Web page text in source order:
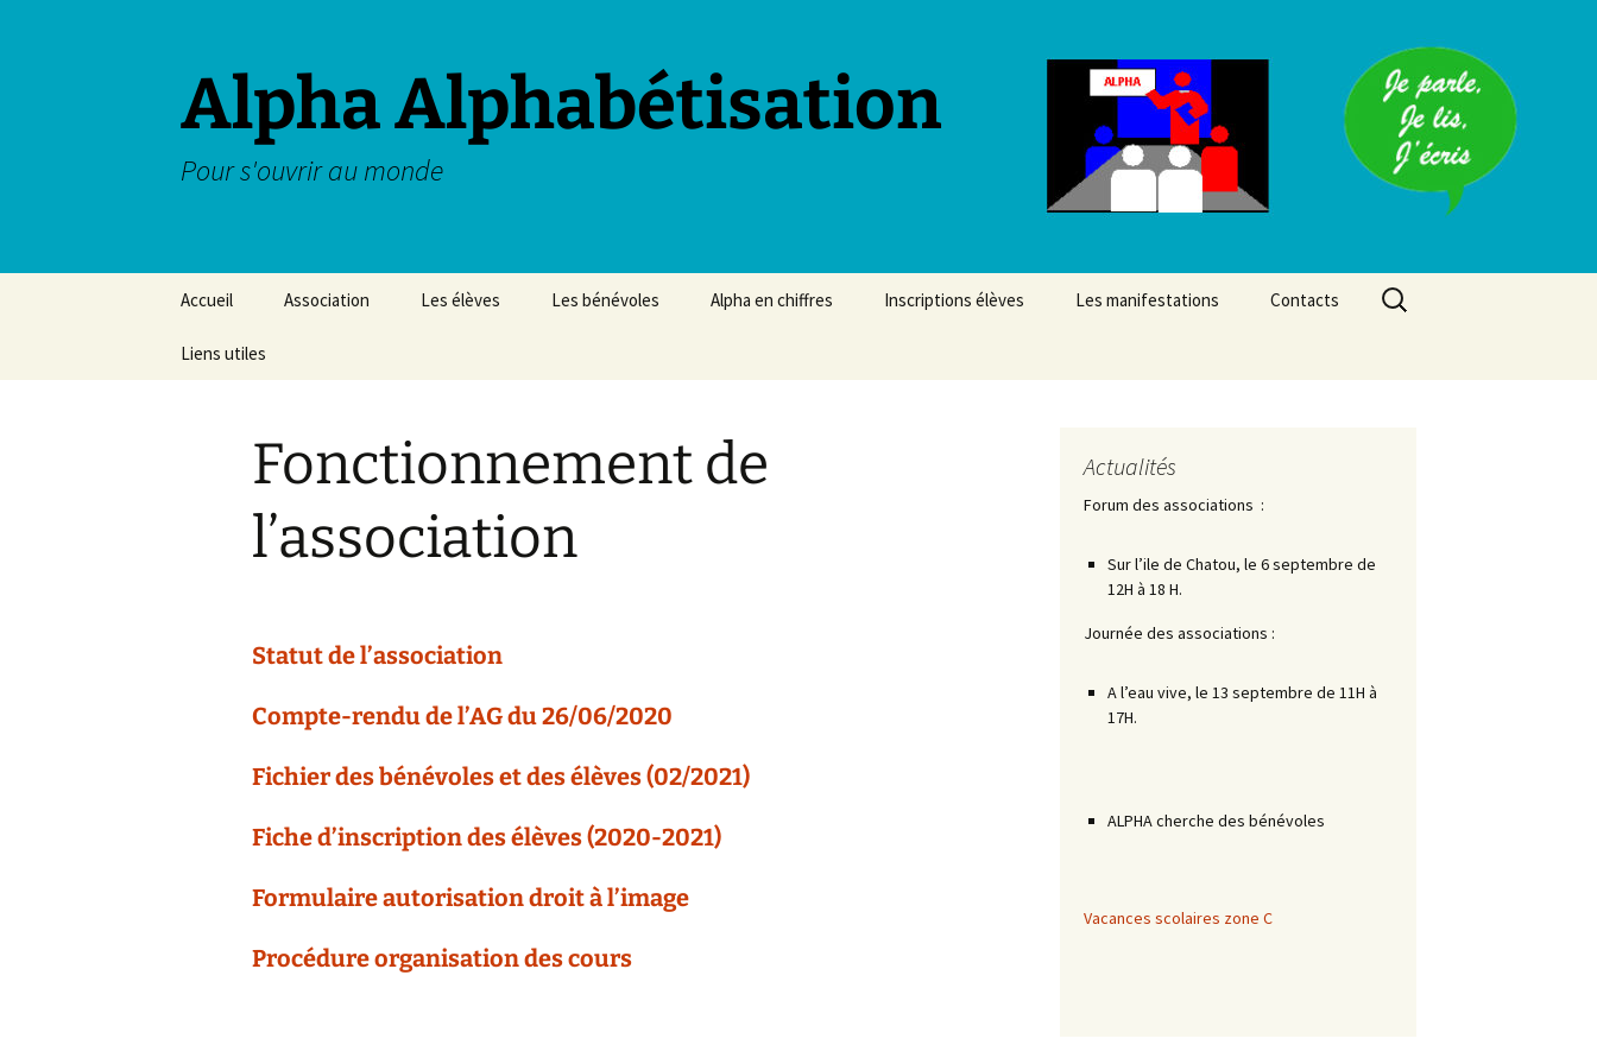
Alpha Alphabétisation
Pour s'ouvrir au monde
Accueil Association Les élèves Les bénévoles Alpha en chiffres Inscriptions élèves Les manifestations Contacts
Liens utiles
Rechercher :
Fonctionnement de
l’association
Statut de l’association
Compte-rendu de l’AG du 26/06/2020
Fichier des bénévoles et des élèves (02/2021)
Fiche d’inscription des élèves (2020-2021)
Formulaire autorisation droit à l’image
Procédure organisation des cours
Actualités
Forum des associations :
Sur l’ile de Chatou, le 6 septembre de
12H à 18 H.
Journée des associations :
A l’eau vive, le 13 septembre de 11H à
17H.
ALPHA cherche des bénévoles
Vacances scolaires zone C